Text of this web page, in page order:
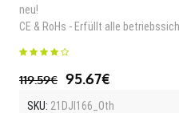
neu!
CE & RoHs - Erfüllt alle
119.59€ 95.67€
SKU: 21DJI166_Oth